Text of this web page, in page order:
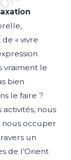
« vivre
vraiment le
bien
le faire ?
nous
nous occuper
un
de l’Orient